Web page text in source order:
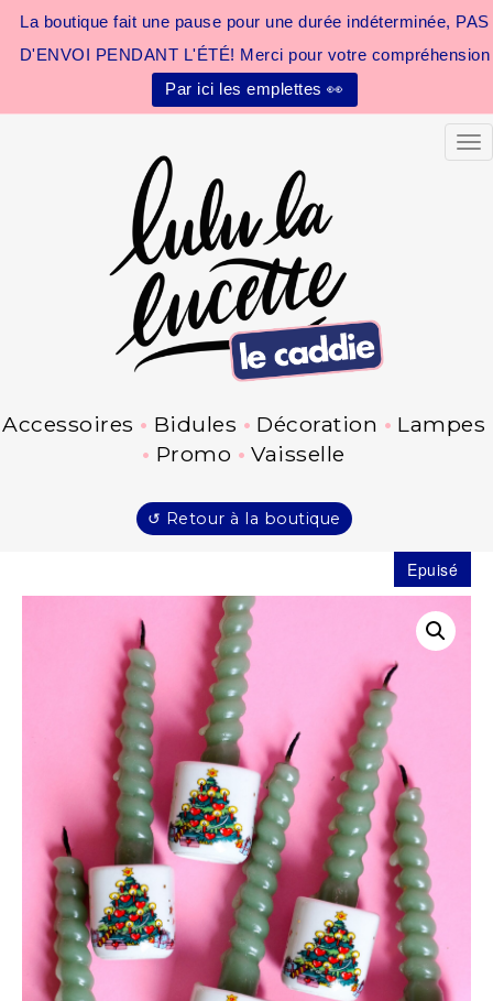
La boutique fait une pause pour une durée indéterminée, PAS
D'ENVOI PENDANT L'ÉTÉ! Merci pour votre compréhension
Par ici les emplettes 👀
Accessoires Bidules Décoration
Lampes
Promo
Vaisselle
↺ Retour à la boutique
Epuisé